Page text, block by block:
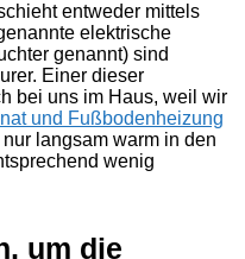
entweder mittels
elektrische
genannt) sind
Einer dieser
bei uns im Haus, weil wir
und Fußbodenheizung
langsam warm in den
wenig
um die